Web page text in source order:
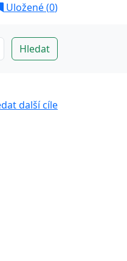
Uložené (0)
další cíle